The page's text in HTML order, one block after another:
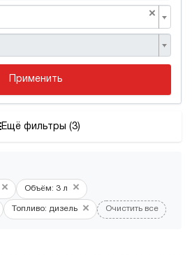
×
Применить
Ещё фильтры (3)
× Объём: 3 л ×
Топливо: дизель × Очистить все